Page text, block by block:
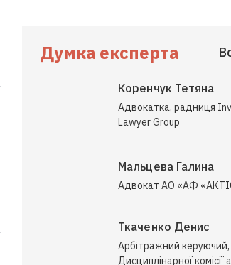
Думка експерта
Коренчук Тетяна
Адвокатка, радниця
Lawyer Group
Мальцева Галина
Адвокат АО «АФ
Ткаченко Денис
Арбітражний керуючий,
Дисциплінарної